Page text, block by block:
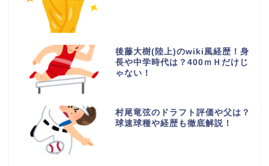
後藤大樹(陸上)のwiki風経歴！身
長や中学時代は？400ｍＨだけじ
ゃない！
村尾竜弦のドラフト評価や父は？
球速球種や経歴も徹底解説！